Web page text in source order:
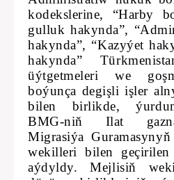
kodekslerine, “Harby
gulluk hakynda”,
hakynda”, “Kazyýet
hakynda”
üýtgetmeleri we
boýunça degişli işler
bilen birlikde,
BMG-niň Ilat
Migrasiýa
wekilleri bilen geçirilen
aýdyldy. Mejlisiň